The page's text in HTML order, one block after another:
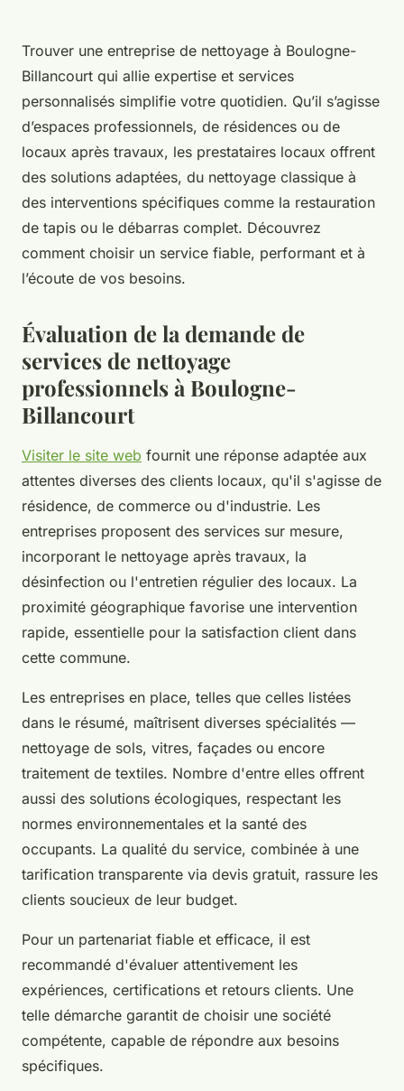
Trouver une entreprise de nettoyage à Boulogne-
Billancourt qui allie expertise et services
personnalisés simplifie votre quotidien. Qu’il s’agisse
d’espaces professionnels, de résidences ou de
locaux après travaux, les prestataires locaux offrent
des solutions adaptées, du nettoyage classique à
des interventions spécifiques comme la restauration
de tapis ou le débarras complet. Découvrez
comment choisir un service fiable, performant et à
l’écoute de vos besoins.
Évaluation de la demande de
services de nettoyage
professionnels à Boulogne-
Billancourt
Visiter le site web fournit une réponse adaptée aux
attentes diverses des clients locaux, qu'il s'agisse de
résidence, de commerce ou d'industrie. Les
entreprises proposent des services sur mesure,
incorporant le nettoyage après travaux, la
désinfection ou l'entretien régulier des locaux. La
proximité géographique favorise une intervention
rapide, essentielle pour la satisfaction client dans
cette commune.
Les entreprises en place, telles que celles listées
dans le résumé, maîtrisent diverses spécialités —
nettoyage de sols, vitres, façades ou encore
traitement de textiles. Nombre d'entre elles offrent
aussi des solutions écologiques, respectant les
normes environnementales et la santé des
occupants. La qualité du service, combinée à une
tarification transparente via devis gratuit, rassure les
clients soucieux de leur budget.
Pour un partenariat fiable et efficace, il est
recommandé d'évaluer attentivement les
expériences, certifications et retours clients. Une
telle démarche garantit de choisir une société
compétente, capable de répondre aux besoins
spécifiques.